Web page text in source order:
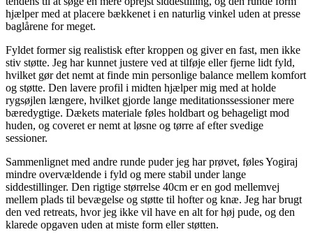
hjælper med at placere bækkenet i en naturlig vinkel uden at presse
baglårene for meget.
Fyldet former sig realistisk efter kroppen og giver en fast, men ikke
stiv støtte. Jeg har kunnet justere ved at tilføje eller fjerne lidt fyld,
hvilket gør det nemt at finde min personlige balance mellem komfort
og støtte. Den lavere profil i midten hjælper mig med at holde
rygsøjlen længere, hvilket gjorde lange meditationssessioner mere
bæredygtige. Dækets materiale føles holdbart og behageligt mod
huden, og coveret er nemt at løsne og tørre af efter svedige
sessioner.
Sammenlignet med andre runde puder jeg har prøvet, føles Yogiraj
mindre overvældende i fyld og mere stabil under lange
siddestillinger. Den rigtige størrelse 40cm er en god mellemvej
mellem plads til bevægelse og støtte til hofter og knæ. Jeg har brugt
den ved retreats, hvor jeg ikke vil have en alt for høj pude, og den
klarede opgaven uden at miste form eller støtten.